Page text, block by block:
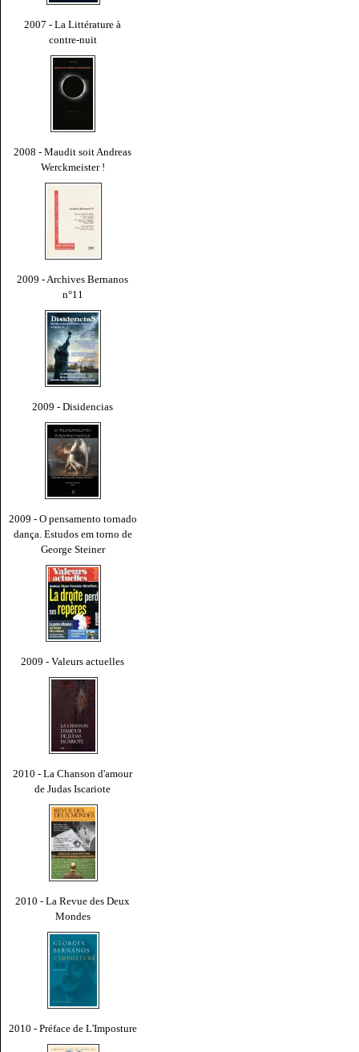
2007 - La Littérature à
contre-nuit
2008 - Maudit soit Andreas
Werckmeister !
2009 - Archives Bernanos
n°11
2009 - Disidencias
2009 - O pensamento tornado
dança. Estudos em torno de
George Steiner
2009 - Valeurs actuelles
2010 - La Chanson d'amour
de Judas Iscariote
2010 - La Revue des Deux
Mondes
2010 - Préface de L'Imposture